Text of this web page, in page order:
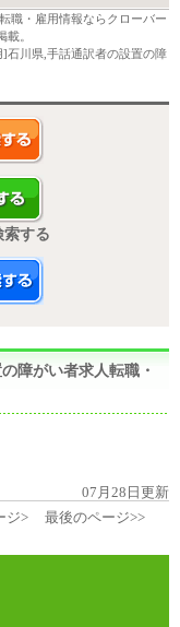
職・雇用情報ならクローバー
。
]石川県,手話通訳者の設置の障
する
障がい者求人転職・
07月28日更新
ジ> 最後のページ>>